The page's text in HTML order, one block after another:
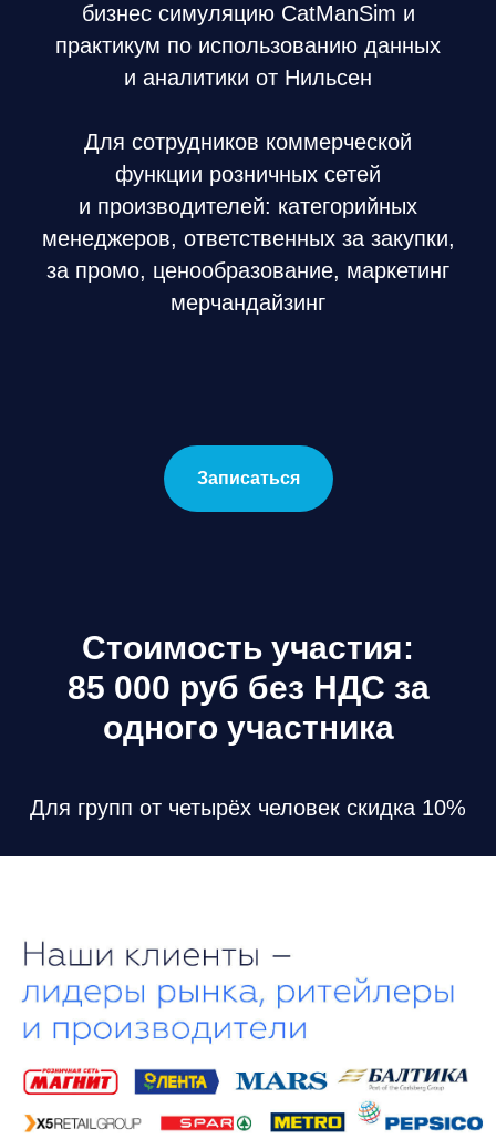
бизнес симуляцию CatManSim и
практикум по использованию данных
и аналитики от Нильсен
Для сотрудников коммерческой
функции розничных сетей
и производителей: категорийных
менеджеров, ответственных за закупки,
за промо, ценообразование, маркетинг
мерчандайзинг
Записаться
Стоимость участия:
85 000 руб без НДС за
одного участника
Для групп от четырёх человек скидка 10%